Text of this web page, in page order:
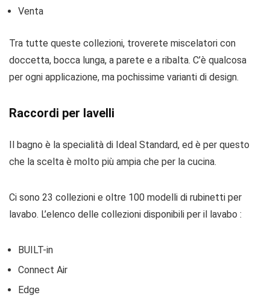
Venta
Tra tutte queste collezioni, troverete miscelatori con
doccetta, bocca lunga, a parete e a ribalta. C’è qualcosa
per ogni applicazione, ma pochissime varianti di design.
Raccordi per lavelli
Il bagno è la specialità di Ideal Standard, ed è per questo
che la scelta è molto più ampia che per la cucina.
Ci sono 23 collezioni e oltre 100 modelli di rubinetti per
lavabo. L’elenco delle collezioni disponibili per il lavabo :
BUILT-in
Connect Air
Edge